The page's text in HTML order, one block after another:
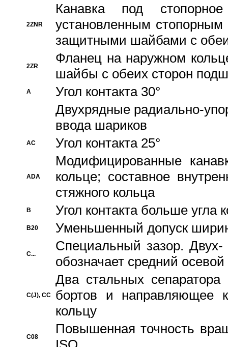
2ZNR
Канавка под
установленным
защитными шайбами с
2ZR
Фланец на наружном
шайбы с обеих сторон
A
Угол контакта 30°
Двухрядные радиально-
ввода шариков
AC Угол контакта 25°
ADA
Модифицированные
кольце; составное
стяжного кольца
B Угол контакта больше угла
B20 Уменьшенный допуск
C...
Специальный зазор.
обозначает средний
C(J), CC
Два стальных сепаратора
бортов и направляющее
кольцу
C08
Повышенная точность